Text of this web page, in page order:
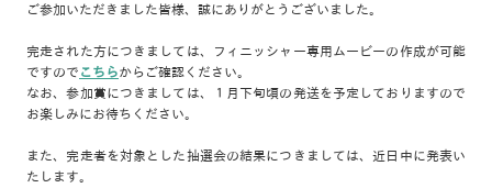
ご参加いただきました皆様、誠にありがとうございました。
完走された方につきましては、フィニッシャー専用ムービーの作成が可能
ですので こちらからご確認ください。
なお、参加賞につきましては、１月下旬頃の発送を予定しておりますので
お楽しみにお待ちください。
また、完走者を対象とした抽選会の結果につきましては、近日中に発表い
たします。